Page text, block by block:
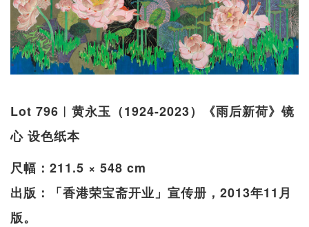
Lot 796︱黄永玉（1924-2023）《雨后新荷》镜
心 设色纸本
尺幅：211.5 × 548 cm
出版：「香港荣宝斋开业」宣传册，2013年11月
版。